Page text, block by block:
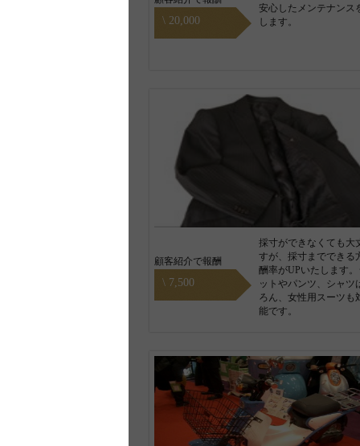
安心したメンテナンス
します。
\ 20,000
採寸ができなくても大
すが、採寸までできる
酬率がUPいたします
ットやパンツ、シャツ
ろん、女性用スーツも
能です。
\ 7,500
顧客紹介で報酬